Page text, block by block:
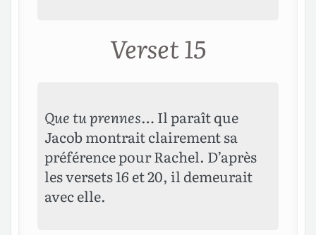
Verset 15
Que tu prennes… Il paraît que
Jacob montrait clairement sa
préférence pour Rachel. D’après
les versets 16 et 20, il demeurait
avec elle.